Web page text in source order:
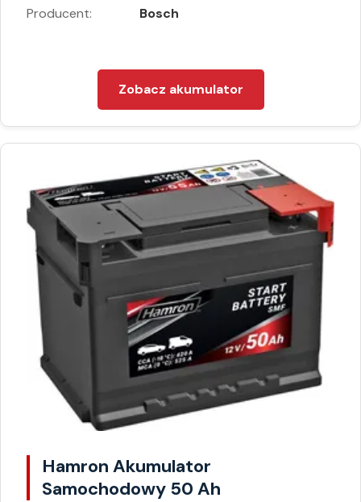
Producent: Bosch
Zobacz akumulator
Hamron Akumulator
Samochodowy 50 Ah